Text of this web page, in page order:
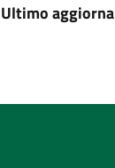
Ultimo